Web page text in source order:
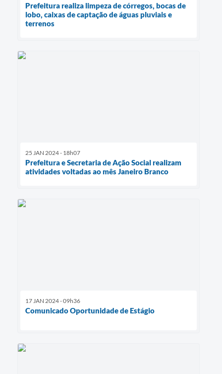
Prefeitura realiza limpeza de córregos, bocas de
lobo, caixas de captação de águas pluviais e
terrenos
25 JAN 2024 - 18h07
Prefeitura e Secretaria de Ação Social realizam
atividades voltadas ao mês Janeiro Branco
17 JAN 2024 - 09h36
Comunicado Oportunidade de Estágio